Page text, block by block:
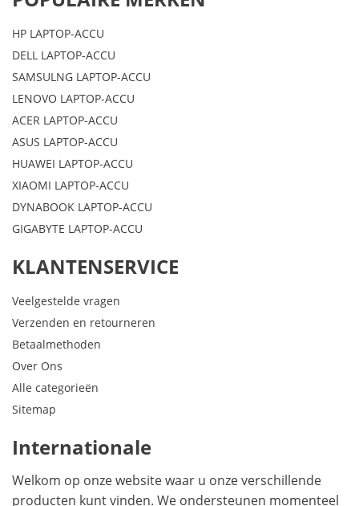
HP LAPTOP-ACCU
DELL LAPTOP-ACCU
SAMSULNG LAPTOP-ACCU
LENOVO LAPTOP-ACCU
ACER LAPTOP-ACCU
ASUS LAPTOP-ACCU
HUAWEI LAPTOP-ACCU
XIAOMI LAPTOP-ACCU
DYNABOOK LAPTOP-ACCU
GIGABYTE LAPTOP-ACCU
KLANTENSERVICE
Veelgestelde vragen
Verzenden en retourneren
Betaalmethoden
Over Ons
Alle categorieën
Sitemap
Internationale
Welkom op onze website waar u onze verschillende
producten kunt vinden. We ondersteunen momenteel